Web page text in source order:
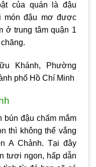
của quán là đậu
món đậu mơ được
ở trung tâm quận 1
Khánh, Phường
phố Hồ Chí Minh
bún đậu chấm mắm
thì không thể vắng
A Chảnh. Tại đây
tươi ngon, hấp dẫn